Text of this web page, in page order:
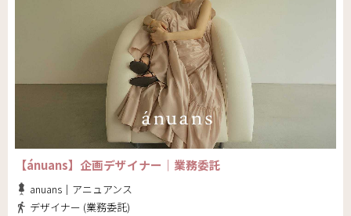
【ánuans】企画デザイナー｜業務委託
anuans｜アニュアンス
デザイナー (業務委託)